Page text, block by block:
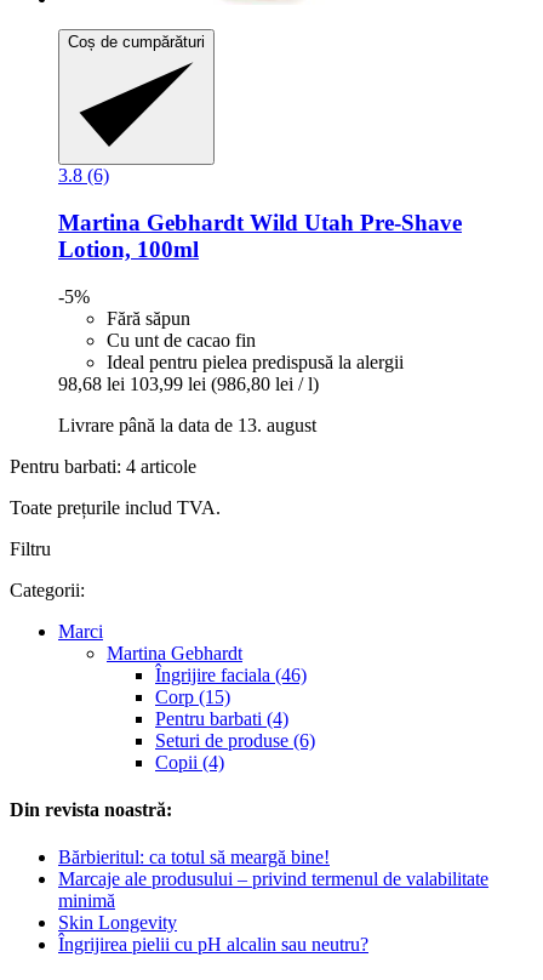
Coș de cumpărături
3.8 (6)
Martina Gebhardt Wild Utah Pre-​Shave
Lotion, 100ml
-5%
Fără săpun
Cu unt de cacao fin
Ideal pentru pielea predispusă la alergii
98,68 lei 103,99 lei (986,80 lei / l)
Livrare până la data de 13. august
Pentru barbati: 4 articole
Toate prețurile includ TVA.
Filtru
Categorii:
Marci
Martina Gebhardt
Îngrijire faciala (46)
Corp (15)
Pentru barbati (4)
Seturi de produse (6)
Copii (4)
Din revista noastră:
Bărbieritul: ca totul să meargă bine!
Marcaje ale produsului – privind termenul de valabilitate
minimă
Skin Longevity
Îngrijirea pielii cu pH alcalin sau neutru?